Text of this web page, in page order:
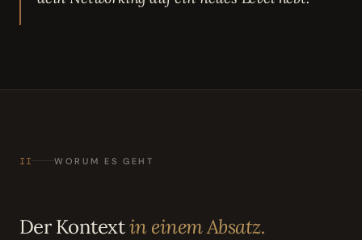
II WORUM ES GEHT
Der Kontextin einem Absatz.